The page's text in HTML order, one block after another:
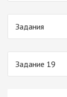
Задания
Задание 19